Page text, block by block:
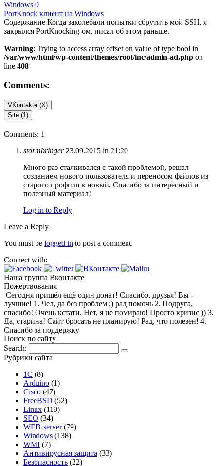
Windows 0
PortKnock клиент на Windows
Содержание Когда заколебали попытки сбрутить мой SSH, я
закрылся PortKnocking-ом, писал об этом раньше.
Warning: Trying to access array offset on value of type bool in
/var/www/html/wp-content/themes/root/inc/admin-ad.php on
line 408
Comments:
VKontakte (X)
Site (1)
Comments: 1
stormbringer 23.09.2015 in 21:20
Много раз сталкивался с такой проблемой, решал
созданием нового пользователя и переносом файлов из
старого профиля в новый. Спасибо за интересный и
полезный материал!
Log in to Reply
Leave a Reply
You must be logged in to post a comment.
Connect with:
Наша группа Вконтакте
Пожертвования
Сегодня пришёл ещё один донат! Спасибо, друзья! Вы -
лучшие! 1. Чел, да без проблем ;) рад помочь 2. Подруга,
спасибо! Очень кстати. Нет, я не помираю! Просто кризис )) 3.
Да, старина! Сайт бросать не планирую! Рад, что полезен! 4.
Спасибо за поддержку
Поиск по сайту
Search:
Рубрики сайта
1С (8)
Arduino (1)
Cisco (47)
FreeBSD (52)
Linux (119)
SEO (34)
WEB-server(79)
Windows (138)
WMI (7)
Антивирусная защита (33)
Безопасность (22)